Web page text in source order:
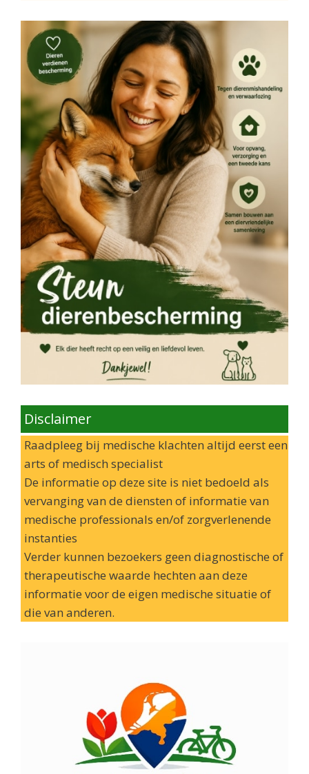
Disclaimer
Raadpleeg bij medische klachten altijd eerst een
arts of medisch specialist
De informatie op deze site is niet bedoeld als
vervanging van de diensten of informatie van
medische professionals en/of zorgverlenende
instanties
Verder kunnen bezoekers geen diagnostische of
therapeutische waarde hechten aan deze
informatie voor de eigen medische situatie of
die van anderen.